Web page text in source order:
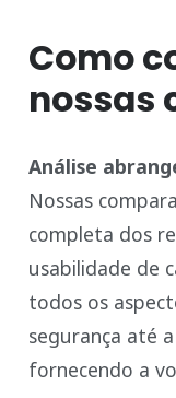
Como
nossas
Análise
Nossas
completa dos
usabilidade de
todos os
segurança até
fornecendo a